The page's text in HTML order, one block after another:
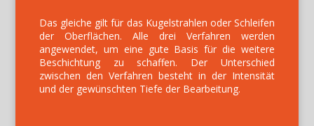
Das gleiche gilt für das Kugelstrahlen oder Schleifen
der Oberflächen. Alle drei Verfahren werden
angewendet, um eine gute Basis für die weitere
Beschichtung zu schaffen. Der Unterschied
zwischen den Verfahren besteht in der Intensität
und der gewünschten Tiefe der Bearbeitung.